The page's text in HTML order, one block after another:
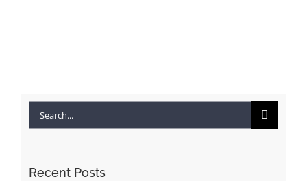
Search
for:
Recent Posts